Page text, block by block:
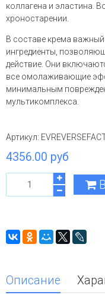
коллагена и эластина.
хроностарении.
В составе крема важный
ингредиенты,
действие. Они
все омолаживающие
минимальным
мультикомплекса.
Артикул:
4356.00 руб
Описание